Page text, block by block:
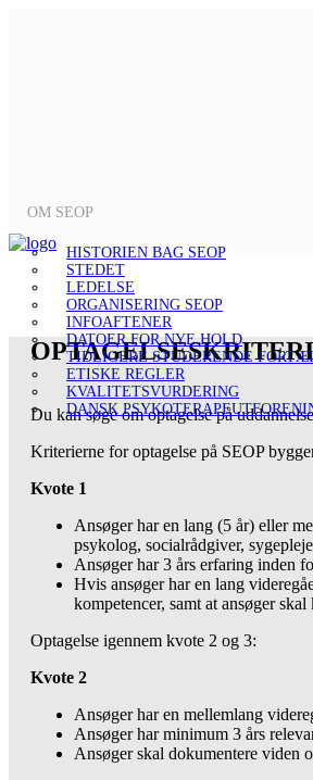
OM SEOP
HISTORIEN BAG SEOP
STEDET
LEDELSE
ORGANISERING SEOP
INFOAFTENER
DATOER FOR NYE HOLD
TIDLIGERE STUDERENDE
ETISKE REGLER
KVALITETSVURDERING
DANSK
Du kan søge om optagelse på
Kriterierne for optagelse på SEOP
Kvote 1
Ansøger har en lang (5 år) eller
psykolog, socialrådgiver,
Ansøger har 3 års erfaring inden
Hvis ansøger har en lang
kompetencer, samt at ansøger
Optagelse igennem kvote 2 og 3:
Kvote 2
Ansøger har en mellemlang
Ansøger har minimum 3 års
Ansøger skal dokumentere viden